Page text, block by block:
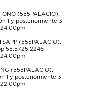
envío.
(555PALACIO):
1 y posteriormente 3
24:00pm
(555PALACIO):
55.5725.2246
24:00pm
(555PALACIO):
1 y posteriormente 3
22:00pm